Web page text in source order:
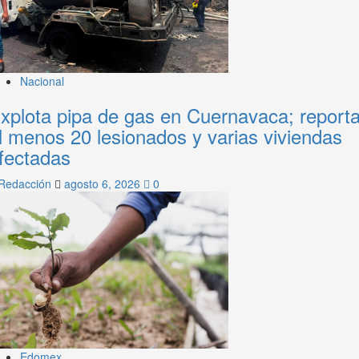
Nacional
pipa de gas en Cuernavaca;
menos 20 lesionados y varias viviendas
agosto 6, 2026 0